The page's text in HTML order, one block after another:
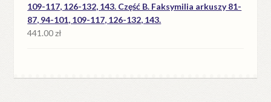
109-117, 126-132, 143. Część B. Faksymilia arkuszy 81-
87, 94-101, 109-117, 126-132, 143.
441.00zł